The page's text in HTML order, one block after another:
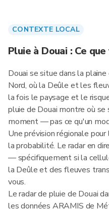
CONTEXTE LOCAL
Pluie à Douai : Ce
Douai se situe dans la
Nord, où la Deûle et les
la fois le paysage et le
pluie de Douai montre où
moment — pas ce qu'un
Une prévision régionale
la probabilité. Le radar en
— spécifiquement si la
la Deûle et des fleuves
vous.
Le radar de pluie de Douai
les données ARAMIS de